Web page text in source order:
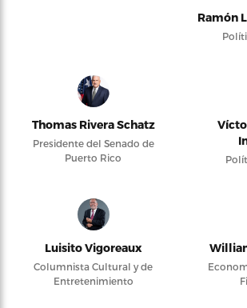
Ramón
Thomas Rivera Schatz
Presidente del Senado de
Puerto Rico
Luisito Vigoreaux
Columnista Cultural y de
Entretenimiento